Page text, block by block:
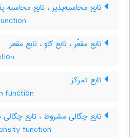
تابع محاسبه‌پذیر ، تابع محاسبه
تابع مقعّر ، تابع کاو ، تابع مقعر
تابع تمرکز
function
تابع چگالی مشروط ، تابع
function